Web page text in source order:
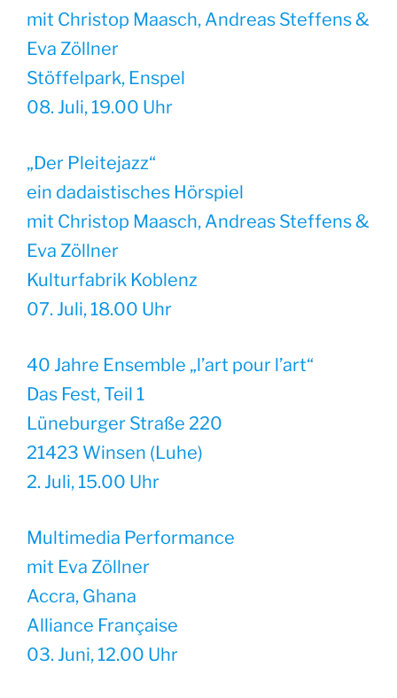
mit Christop Maasch, Andreas Steffens &
Eva Zöllner
Stöffelpark, Enspel
08. Juli, 19.00 Uhr
„Der Pleitejazz“
ein dadaistisches Hörspiel
mit Christop Maasch, Andreas Steffens &
Eva Zöllner
Kulturfabrik Koblenz
07. Juli, 18.00 Uhr
40 Jahre Ensemble „l’art pour l’art“
Das Fest, Teil 1
Lüneburger Straße 220
21423 Winsen (Luhe)
2. Juli, 15.00 Uhr
Multimedia Performance
mit Eva Zöllner
Accra, Ghana
Alliance Française
03. Juni, 12.00 Uhr